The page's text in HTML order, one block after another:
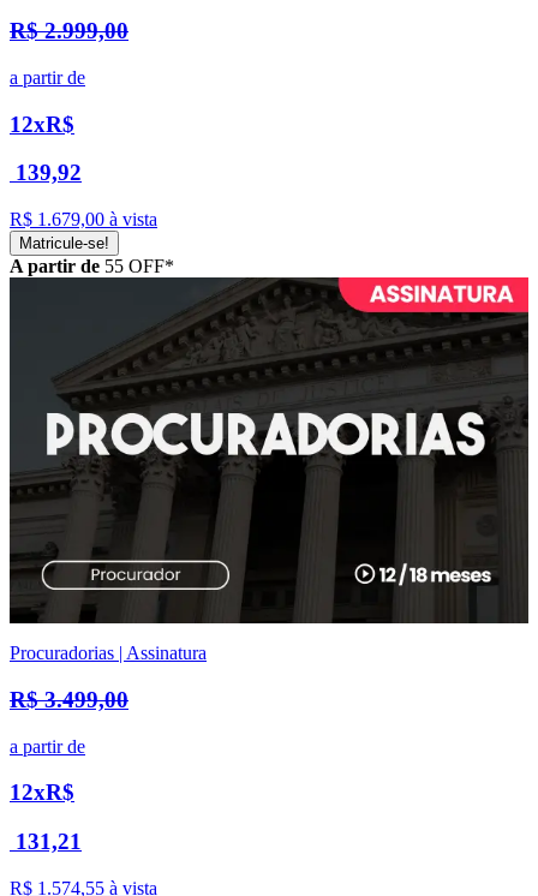
R$ 2.999,00
a partir de
12xR$
139,92
R$ 1.679,00 à vista
Matricule-se!
A partir de 55 OFF*
Procuradorias | Assinatura
R$ 3.499,00
a partir de
12xR$
131,21
R$ 1.574,55 à vista